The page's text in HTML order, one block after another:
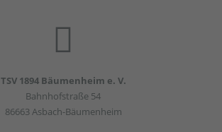
TSV 1894 Bäumenheim e. V.
Bahnhofstraße 54
86663 Asbach-Bäumenheim